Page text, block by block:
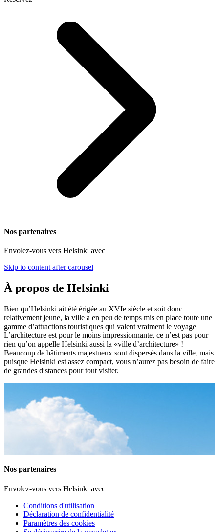
Nos partenaires
Envolez-vous vers Helsinki avec
Skip to content after carousel
À propos de Helsinki
Bien qu’Helsinki ait été érigée au XVIe siècle et soit donc
relativement jeune, la ville a en peu de temps mis en place toute une
gamme d’attractions touristiques qui valent vraiment le voyage.
L’architecture est pour le moins impressionnante, ce n’est pas pour
rien qu’on appelle Helsinki aussi la «ville d’architecture» !
Beaucoup de bâtiments majestueux sont dispersés dans la ville, mais
puisque Helsinki est assez compact, vous n’aurez pas besoin de faire
de grandes distances pour tout visiter.
Nos partenaires
Envolez-vous vers Helsinki avec
Conditions d'utilisation
Déclaration de confidentialité
Paramètres des cookies